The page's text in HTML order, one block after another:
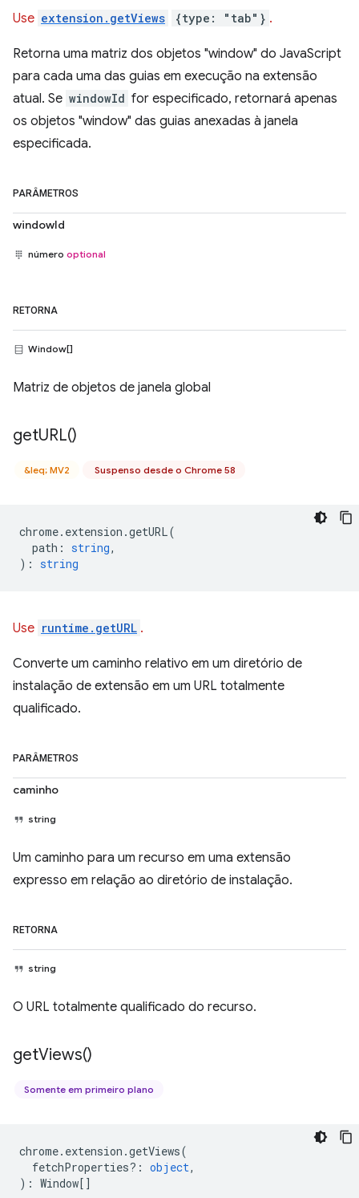
Use extension.getViews {type: "tab"} .
Retorna uma matriz dos objetos "window" do JavaScript
para cada uma das guias em execução na extensão
atual. Se windowId for especificado, retornará apenas
os objetos "window" das guias anexadas à janela
especificada.
PARÂMETROS
windowId
número optional
RETORNA
Window[]
Matriz de objetos de janela global
getURL()
&leq; MV2 Suspenso desde o Chrome 58
chrome. extension .getURL(
path : string,
) : string
Use runtime.getURL .
Converte um caminho relativo em um diretório de
instalação de extensão em um URL totalmente
qualificado.
PARÂMETROS
caminho
string
Um caminho para um recurso em uma extensão
expresso em relação ao diretório de instalação.
RETORNA
string
O URL totalmente qualificado do recurso.
getViews()
Somente em primeiro plano
chrome. extension .getViews(
fetchProperties? : object,
) : Window[]